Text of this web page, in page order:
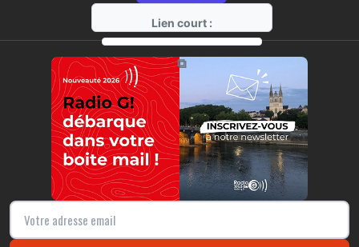
Lien court :
https://radio-g.fr?5845
⧉